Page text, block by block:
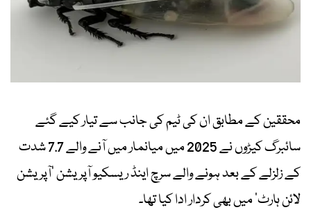
محققین کے مطابق ان کی ٹیم کی جانب سے تیار کیے گئے
سائبرگ کیڑوں نے 2025 میں میانمار میں آنے والے 7.7 شدت
کے زلزلے کے بعد ہونے والے سرچ اینڈ ریسکیو آپریشن ’آپریشن
لائن ہارٹ‘ میں بھی کردار ادا کیا تھا۔